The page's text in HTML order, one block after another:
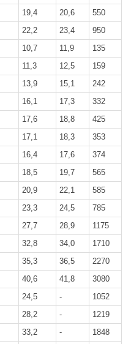
19,4 20,6 550
22,2 23,4 950
10,7 11,9 135
11,3 12,5 159
13,9 15,1 242
16,1 17,3 332
17,6 18,8 425
17,1 18,3 353
16,4 17,6 374
18,5 19,7 565
20,9 22,1 585
23,3 24,5 785
27,7 28,9 1175
32,8 34,0 1710
35,3 36,5 2270
40,6 41,8 3080
24,5 - 1052
28,2 - 1219
33,2 - 1848